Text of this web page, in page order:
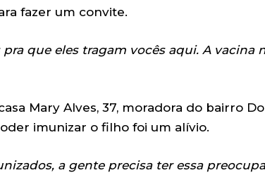
fazer um convite.
que eles tragam vocês aqui. A vacina
Mary Alves, 37, moradora do bairro
imunizar o filho foi um alívio.
a gente precisa ter essa